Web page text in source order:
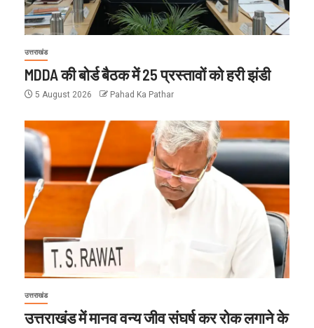
उत्तराखंड
MDDA की बोर्ड बैठक में 25 प्रस्तावों को हरी झंडी
5 August 2026 Pahad Ka Pathar
उत्तराखंड
उत्तराखंड में मानव वन्य जीव संघर्ष कर रोक लगाने के